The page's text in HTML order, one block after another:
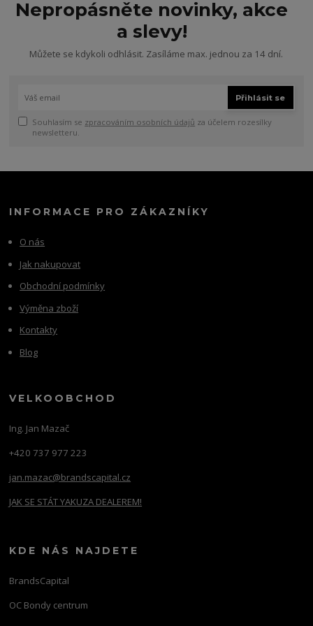
Nepropásněte novinky, akce
a slevy!
Můžete se kdykoli odhlásit. Zasíláme max. jednou za 14 dní.
Přihlásit se
Souhlasím se zpracováním osobních údajů za účelem rozesílky
newsletteru.
INFORMACE PRO ZÁKAZNÍKY
O nás
Jak nakupovat
Obchodní podmínky
Výměna zboží
Kontakty
Blog
VELKOOBCHOD
Ing. Jan Mazač
+420 737 977 223
jan.mazac@brandscapital.cz
JAK SE STÁT YAKUZA DEALEREM!
KDE NÁS NAJDETE
BrandsCapital
OC Bondy centrum